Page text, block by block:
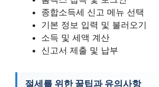
종합소득세 신고 메뉴 선택
기본 정보 입력 및 불러오기
소득 및 세액 계산
신고서 제출 및 납부
절세를 위한 꿀팁과 유의사항